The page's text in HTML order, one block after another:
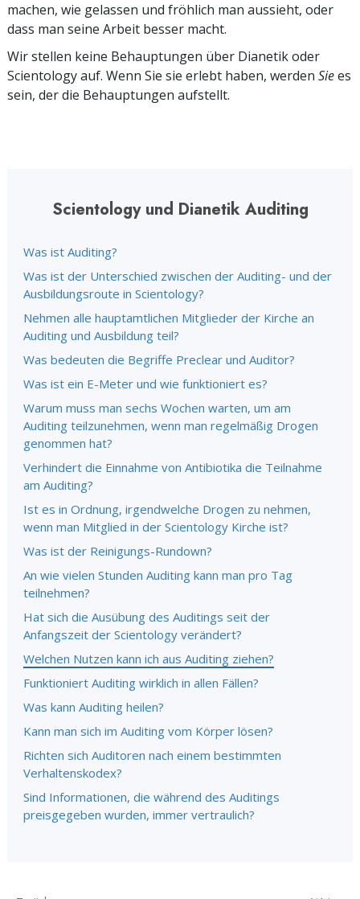
machen, wie gelassen und fröhlich man aussieht, oder
dass man seine Arbeit besser macht.
Wir stellen keine Behauptungen über Dianetik oder
Scientology auf. Wenn Sie sie erlebt haben, werden Siees
sein, der die Behauptungen aufstellt.
Scientology und Dianetik Auditing
Was ist Auditing?
Was ist der Unterschied zwischen der Auditing- und der
Ausbildungsroute in Scientology?
Nehmen alle hauptamtlichen Mitglieder der Kirche an
Auditing und Ausbildung teil?
Was bedeuten die Begriffe Preclear und Auditor?
Was ist ein E-Meter und wie funktioniert es?
Warum muss man sechs Wochen warten, um am
Auditing teilzunehmen, wenn man regelmäßig Drogen
genommen hat?
Verhindert die Einnahme von Antibiotika die Teilnahme
am Auditing?
Ist es in Ordnung, irgendwelche Drogen zu nehmen,
wenn man Mitglied in der Scientology Kirche ist?
Was ist der Reinigungs-Rundown?
An wie vielen Stunden Auditing kann man pro Tag
teilnehmen?
Hat sich die Ausübung des Auditings seit der
Anfangszeit der Scientology verändert?
Welchen Nutzen kann ich aus Auditing ziehen?
Funktioniert Auditing wirklich in allen Fällen?
Was kann Auditing heilen?
Kann man sich im Auditing vom Körper lösen?
Richten sich Auditoren nach einem bestimmten
Verhaltenskodex?
Sind Informationen, die während des Auditings
preisgegeben wurden, immer vertraulich?